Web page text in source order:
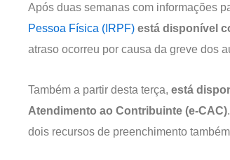
Após duas semanas com informações
Pessoa Física (IRPF) está disponível
atraso ocorreu por causa da greve dos
Também a partir desta terça, está
Atendimento ao Contribuinte (e-CAC)
dois recursos de preenchimento